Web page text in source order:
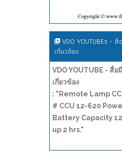
VDO YOUTUBEs -
เกี่ยวข้อง
VDO YOUTUBE - สื่อ
เกี่ยวข้อง
: "Remote Lamp
# CCU 12-620
Battery Capacity
up 2 hrs."